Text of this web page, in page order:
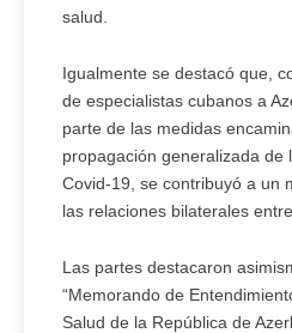
salud.
Igualmente se destacó que,
de especialistas cubanos a
parte de las medidas
propagación generalizada de
Covid-19, se contribuyó a un
las relaciones bilaterales
Las partes destacaron
“Memorando de
Salud de la República de